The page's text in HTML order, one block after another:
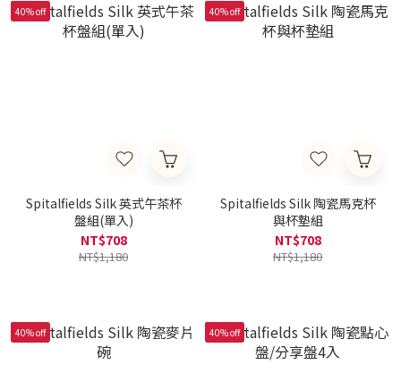
40% off
Spitalfields Silk 英式午茶杯
盤組(單入)
NT$708
NT$1,180
40% off
Spitalfields Silk 陶瓷馬克杯
與杯墊組
NT$708
NT$1,180
40% off 40% off